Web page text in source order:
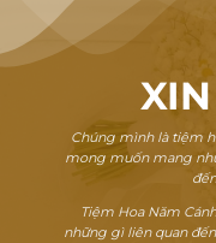
Chúng mình là tiệm
mong muốn mang
Tiệm Hoa Năm
những gì liên quan